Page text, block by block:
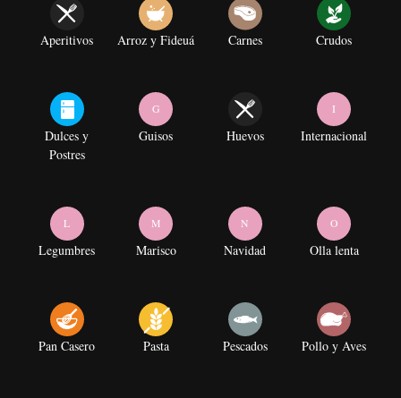
Aperitivos Arroz y Fideuá Carnes Crudos
Dulces y
Postres
G
Guisos Huevos
I
Internacional
L
Legumbres
M
Marisco
N
Navidad
O
Olla lenta
Pan Casero Pasta Pescados Pollo y Aves